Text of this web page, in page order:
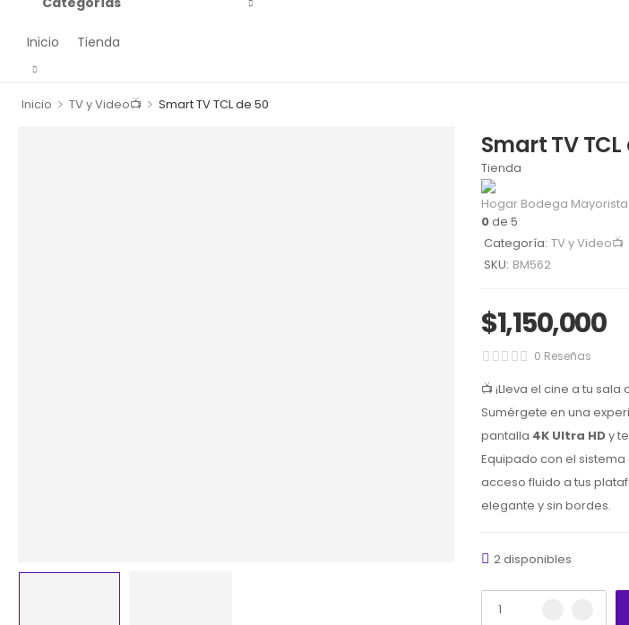
Inicio Tienda
Inicio > TV y Video📺 > Smart TV TCL de 50
Smart TV
Tienda
Hogar Bodega Mayorista
0de 5
Categoría: TV y Video📺
SKU: BM562
$1,150,000
0 Reseñas
📺 ¡Lleva el cine a tu
Sumérgete en una
pantalla 4K Ultra HDy
Equipado con el sistema
acceso fluido a tus
elegante y sin bordes.
2 disponibles